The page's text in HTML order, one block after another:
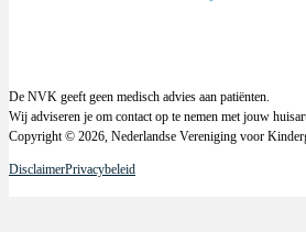
De NVK geeft geen medisch advies aan patiënten.
Wij adviseren je om contact op te nemen met jouw
Copyright © 2026, Nederlandse Vereniging voor
DisclaimerPrivacybeleid